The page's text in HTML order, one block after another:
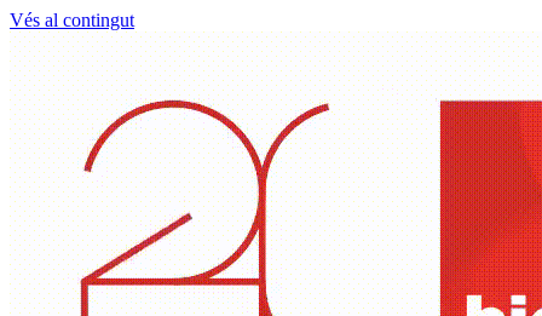
Vés al contingut